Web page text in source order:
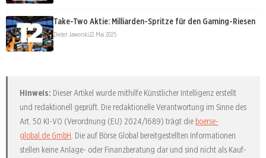
Take-Two Aktie: Milliarden-Spritze für den Gaming-Riesen
Dieter Jaworski22. Mai 2025
Hinweis: Dieser Artikel wurde mithilfe Künstlicher Intelligenz erstellt
und redaktionell geprüft. Die redaktionelle Verantwortung im Sinne des
Art. 50 KI-VO (Verordnung (EU) 2024/1689) trägt die boerse-
global.de GmbH. Die auf Börse Global bereitgestellten Informationen
stellen keine Anlage- oder Finanzberatung dar und sind nicht als Kauf-